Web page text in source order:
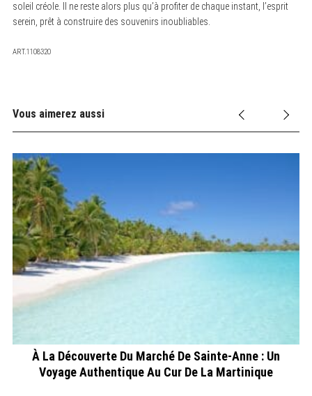
soleil créole. Il ne reste alors plus qu’à profiter de chaque instant, l’esprit
serein, prêt à construire des souvenirs inoubliables.
ART.1108320
Vous aimerez aussi
À La Découverte Du Marché De Sainte-Anne : Un
Voyage Authentique Au Cur De La Martinique